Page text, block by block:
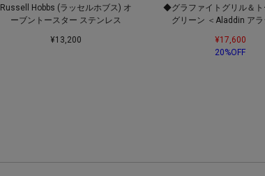
Russell Hobbs (ラッセルホブス) オ
ーブントースター ステンレス
¥13,200
◆グラファイトグリル＆ト
グリーン ＜Aladdin アラ
¥17,600
20%OFF